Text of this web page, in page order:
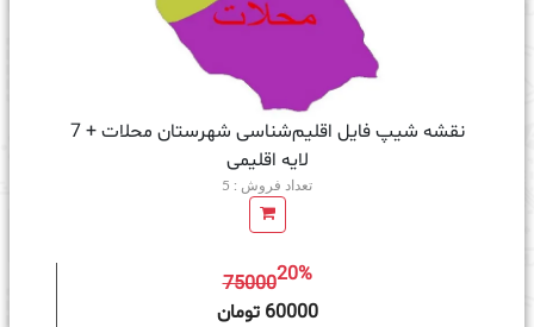
نقشه شیپ‌ فایل اقلیم‌شناسی شهرستان محلات + 7
لایه اقلیمی
تعداد فروش : 5
7500020%
60000 تومان